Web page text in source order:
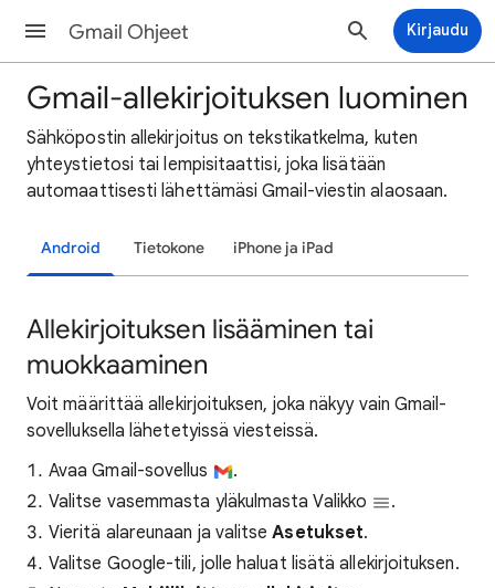
Gmail Ohjeet Kirjaudu
Gmail-allekirjoituksen luominen
Sähköpostin allekirjoitus on tekstikatkelma, kuten
yhteystietosi tai lempisitaattisi, joka lisätään
automaattisesti lähettämäsi Gmail-viestin alaosaan.
Android Tietokone iPhone ja iPad
Allekirjoituksen lisääminen tai
muokkaaminen
Voit määrittää allekirjoituksen, joka näkyy vain Gmail-
sovelluksella lähetetyissä viesteissä.
Avaa Gmail-sovellus
.
Valitse vasemmasta yläkulmasta Valikko
.
Vieritä alareunaan ja valitseAsetukset.
Valitse Google-tili, jolle haluat lisätä allekirjoituksen.